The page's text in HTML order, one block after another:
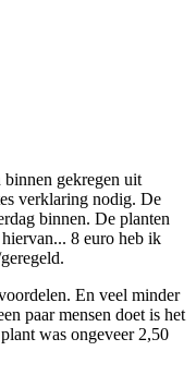
gekregen uit
verklaring nodig. De
binnen. De planten
8 euro heb ik
En veel minder
paar mensen doet is het
was ongeveer 2,50